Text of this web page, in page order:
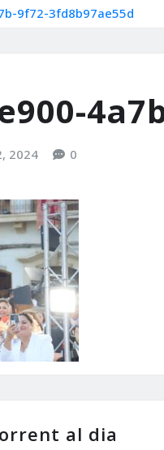
9f72-3fd8b97ae55d
2024 0
al dia